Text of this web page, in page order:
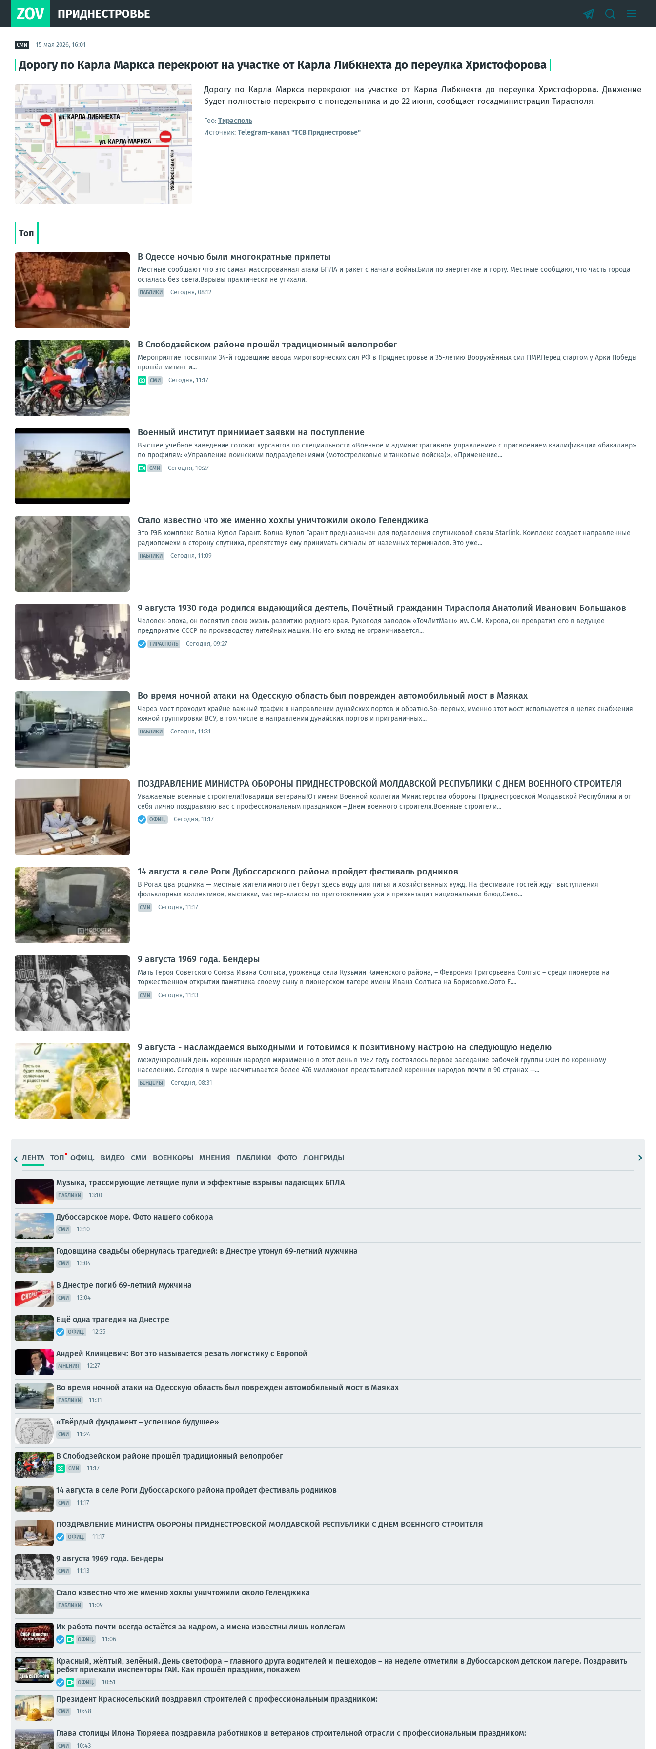
ZOV ПРИДНЕСТРОВЬЕ
СМИ 15 мая 2026, 16:01
Дорогу по Карла Маркса перекроют на участке от Карла Либкнехта до переулка Христофорова
Дорогу по Карла Маркса перекроют на участке от Карла Либкнехта до переулка Христофорова. Движение
будет полностью перекрыто с понедельника и до 22 июня, сообщает госадминистрация Тирасполя.
Гео: Тирасполь
Источник: Telegram-канал "ТСВ Приднестровье"
Топ
В Одессе ночью были многократные прилеты
Местные сообщают что это самая массированная атака БПЛА и ракет с начала войны.Били по энергетике и порту. Местные сообщают, что часть города
осталась без света.Взрывы практически не утихали.
ПАБЛИКИ Сегодня, 08:12
В Слободзейском районе прошёл традиционный велопробег
Мероприятие посвятили 34-й годовщине ввода миротворческих сил РФ в Приднестровье и 35-летию Вооружённых сил ПМР.Перед стартом у Арки Победы
прошёл митинг и...
СМИ Сегодня, 11:17
Военный институт принимает заявки на поступление
Высшее учебное заведение готовит курсантов по специальности «Военное и административное управление» с присвоением квалификации «бакалавр»
по профилям: «Управление воинскими подразделениями (мотострелковые и танковые войска)», «Применение...
СМИ Сегодня, 10:27
Стало известно что же именно хохлы уничтожили около Геленджика
Это РЭБ комплекс Волна Купол Гарант. Волна Купол Гарант предназначен для подавления спутниковой связи Starlink. Комплекс создает направленные
радиопомехи в сторону спутника, препятствуя ему принимать сигналы от наземных терминалов. Это уже...
ПАБЛИКИ Сегодня, 11:09
9 августа 1930 года родился выдающийся деятель, Почётный гражданин Тирасполя Анатолий Иванович Большаков
Человек-эпоха, он посвятил свою жизнь развитию родного края. Руководя заводом «ТочЛитМаш» им. С.М. Кирова, он превратил его в ведущее
предприятие СССР по производству литейных машин. Но его вклад не ограничивается...
ТИРАСПОЛЬ Сегодня, 09:27
Во время ночной атаки на Одесскую область был поврежден автомобильный мост в Маяках
Через мост проходит крайне важный трафик в направлении дунайских портов и обратно.Во-первых, именно этот мост используется в целях снабжения
южной группировки ВСУ, в том числе в направлении дунайских портов и приграничных...
ПАБЛИКИ Сегодня, 11:31
ПОЗДРАВЛЕНИЕ МИНИСТРА ОБОРОНЫ ПРИДНЕСТРОВСКОЙ МОЛДАВСКОЙ РЕСПУБЛИКИ С ДНЕМ ВОЕННОГО СТРОИТЕЛЯ
Уважаемые военные строители!Товарищи ветераны!От имени Военной коллегии Министерства обороны Приднестровской Молдавской Республики и от
себя лично поздравляю вас с профессиональным праздником – Днем военного строителя.Военные строители...
ОФИЦ. Сегодня, 11:17
14 августа в селе Роги Дубоссарского района пройдет фестиваль родников
В Рогах два родника — местные жители много лет берут здесь воду для питья и хозяйственных нужд. На фестивале гостей ждут выступления
фольклорных коллективов, выставки, мастер-классы по приготовлению ухи и презентация национальных блюд.Село...
СМИ Сегодня, 11:17
9 августа 1969 года. Бендеры
Мать Героя Советского Союза Ивана Солтыса, уроженца села Кузьмин Каменского района, – Феврония Григорьевна Солтыс – среди пионеров на
торжественном открытии памятника своему сыну в пионерском лагере имени Ивана Солтыса на Борисовке.Фото Е....
СМИ Сегодня, 11:13
9 августа - наслаждаемся выходными и готовимся к позитивному настрою на следующую неделю
Международный день коренных народов мираИменно в этот день в 1982 году состоялось первое заседание рабочей группы ООН по коренному
населению. Сегодня в мире насчитывается более 476 миллионов представителей коренных народов почти в 90 странах —...
БЕНДЕРЫ Сегодня, 08:31
ЛЕНТА ТОП ОФИЦ. ВИДЕО СМИ ВОЕНКОРЫ МНЕНИЯ ПАБЛИКИ ФОТО ЛОНГРИДЫ
Музыка, трассирующие летящие пули и эффектные взрывы падающих БПЛА
ПАБЛИКИ 13:10
Дубоссарское море. Фото нашего собкора
СМИ 13:10
Годовщина свадьбы обернулась трагедией: в Днестре утонул 69-летний мужчина
СМИ 13:04
В Днестре погиб 69-летний мужчина
СМИ 13:04
Ещё одна трагедия на Днестре
ОФИЦ. 12:35
Андрей Клинцевич: Вот это называется резать логистику с Европой
МНЕНИЯ 12:27
Во время ночной атаки на Одесскую область был поврежден автомобильный мост в Маяках
ПАБЛИКИ 11:31
«Твёрдый фундамент – успешное будущее»
СМИ 11:24
В Слободзейском районе прошёл традиционный велопробег
СМИ 11:17
14 августа в селе Роги Дубоссарского района пройдет фестиваль родников
СМИ 11:17
ПОЗДРАВЛЕНИЕ МИНИСТРА ОБОРОНЫ ПРИДНЕСТРОВСКОЙ МОЛДАВСКОЙ РЕСПУБЛИКИ С ДНЕМ ВОЕННОГО СТРОИТЕЛЯ
ОФИЦ. 11:17
9 августа 1969 года. Бендеры
СМИ 11:13
Стало известно что же именно хохлы уничтожили около Геленджика
ПАБЛИКИ 11:09
Их работа почти всегда остаётся за кадром, а имена известны лишь коллегам
ОФИЦ. 11:06
Красный, жёлтый, зелёный. День светофора – главного друга водителей и пешеходов – на неделе отметили в Дубоссарском детском лагере. Поздравить
ребят приехали инспекторы ГАИ. Как прошёл праздник, покажем
ОФИЦ. 10:51
Президент Красносельский поздравил строителей с профессиональным праздником:
СМИ 10:48
Глава столицы Илона Тюряева поздравила работников и ветеранов строительной отрасли с профессиональным праздником:
СМИ 10:43